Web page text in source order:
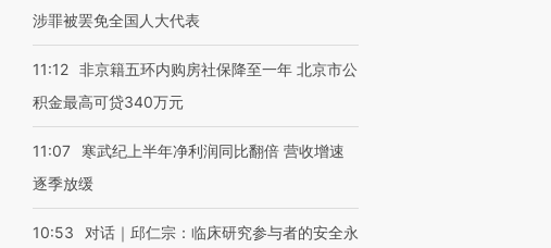
涉罪被罢免全国人大代表
11:12 非京籍五环内购房社保降至一年 北京市公
积金最高可贷340万元
11:07
寒武纪上半年净利润同比翻倍 营收增速
逐季放缓
10:53
对话｜邱仁宗：临床研究参与者的安全永